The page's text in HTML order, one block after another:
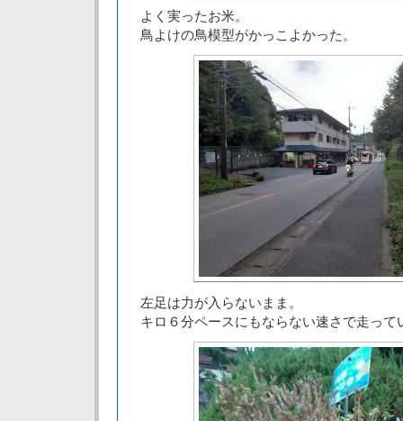
よく実ったお米。
鳥よけの鳥模型がかっこよかった。
左足は力が入らないまま。
キロ６分ペースにもならない速さで走って